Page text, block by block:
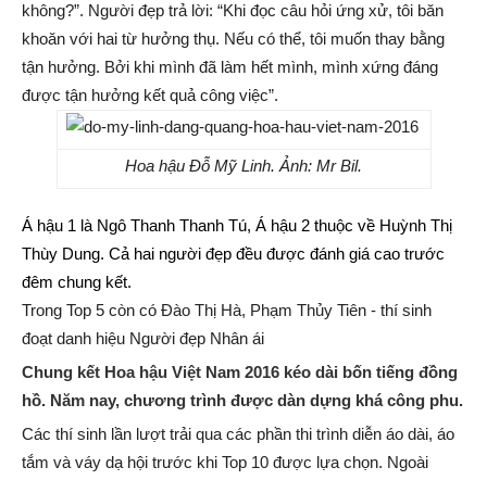
không?”. Người đẹp trả lời: “Khi đọc câu hỏi ứng xử, tôi băn
khoăn với hai từ hưởng thụ. Nếu có thể, tôi muốn thay bằng
tận hưởng. Bởi khi mình đã làm hết mình, mình xứng đáng
được tận hưởng kết quả công việc”.
Hoa hậu Đỗ Mỹ Linh. Ảnh: Mr Bil.
Á hậu 1 là Ngô Thanh Thanh Tú, Á hậu 2 thuộc về Huỳnh Thị
Thùy Dung. Cả hai người đẹp đều được đánh giá cao trước
đêm chung kết.
Trong Top 5 còn có Đào Thị Hà, Phạm Thủy Tiên - thí sinh
đoạt danh hiệu Người đẹp Nhân ái
Chung kết Hoa hậu Việt Nam 2016 kéo dài bốn tiếng đồng
hồ. Năm nay, chương trình được dàn dựng khá công phu.
Các thí sinh lần lượt trải qua các phần thi trình diễn áo dài, áo
tắm và váy dạ hội trước khi Top 10 được lựa chọn. Ngoài